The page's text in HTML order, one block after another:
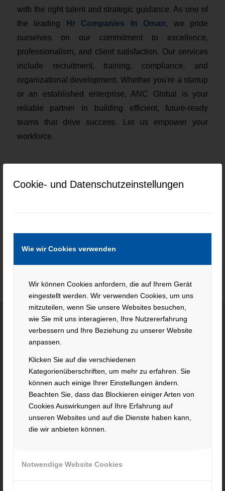
Cookie- und Datenschutzeinstellungen
Wie wir Cookies verwenden
Wir können Cookies anfordern, die auf Ihrem Gerät
eingestellt werden. Wir verwenden Cookies, um uns
mitzuteilen, wenn Sie unsere Websites besuchen,
wie Sie mit uns interagieren, Ihre Nutzererfahrung
verbessern und Ihre Beziehung zu unserer Website
anpassen.
Klicken Sie auf die verschiedenen
Kategorienüberschriften, um mehr zu erfahren. Sie
können auch einige Ihrer Einstellungen ändern.
Beachten Sie, dass das Blockieren einiger Arten von
Cookies Auswirkungen auf Ihre Erfahrung auf
unseren Websites und auf die Dienste haben kann,
die wir anbieten können.
Notwendige Website Cookies
with the right talent and strategic guidance. As one of
the leading Hr Companies In Oman, we pride
ourselves on our commitment to excellence,
professionalism, and client satisfaction. Our services
include recruitment, training, compliance, and
organizational development. Whether you're a startup
or an established enterprise, ANC Global is your
reliable partner in building efficient, future-ready
teams that drive success. Let us empower your
workforce.
KONTAKT
Hacker Feinmechanik GmbH
Im Polder 2 / Neuhausen
94560 Offenberg
Tel. +49 991 99800 – 0
contact@hacker-feinmechanik.de
» Cookie-Einstellungen